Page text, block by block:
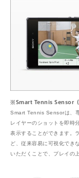
※Smart Tennis Sensor（
Smart Tennis Sensorは、
レイヤーのショットを即時
表示することができます。
ど、従来容易に可視化でき
いただくことで、プレイの